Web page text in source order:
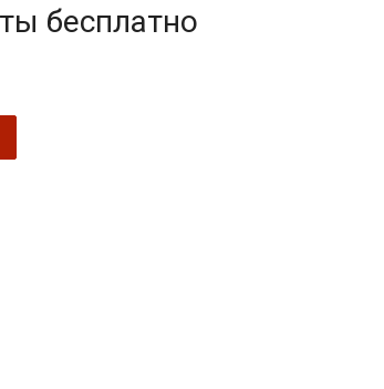
бесплатно